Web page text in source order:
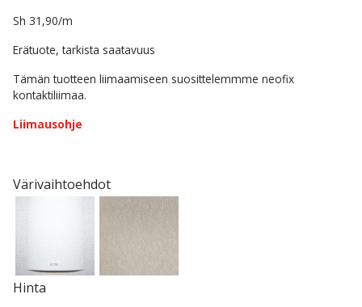
Sh 31,90/m
Erätuote, tarkista saatavuus
Tämän tuotteen liimaamiseen suosittelemmme neofix
kontaktiliimaa.
Liimausohje
Värivaihtoehdot
Hinta